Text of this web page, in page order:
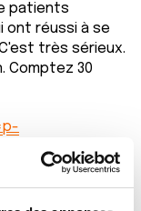
patients
ont réussi à se
très sérieux.
Comptez 30
le dioxyde
et a eu lui